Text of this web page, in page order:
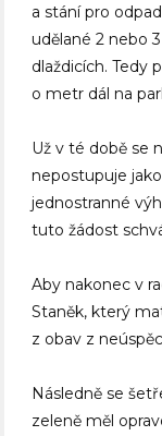
a stání pro
udělané 2 nebo
dlaždicích. Tedy
o metr dál na
Už v té době se
nepostupuje
jednostranné
tuto žádost
Aby nakonec v
Staněk, který
z obav z
Následně se
zeleně měl